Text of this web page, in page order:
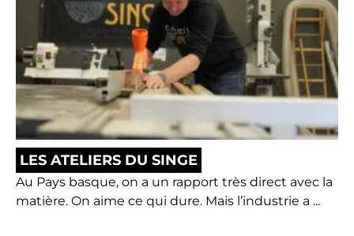
LES ATELIERS DU SINGE
Au Pays basque, on a un rapport très direct avec la
matière. On aime ce qui dure. Mais l’industrie a ...